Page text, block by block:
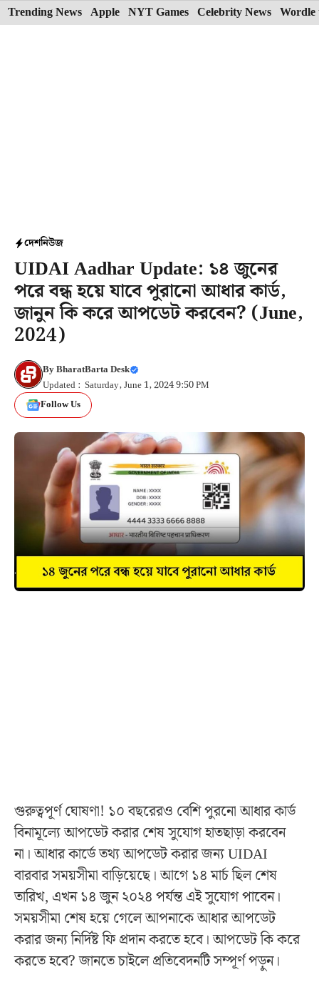
Skip
to
Trending News Apple NYT Games Celebrity News Wordle
দেশনিউজ
UIDAI Aadhar Update: ১৪ জুনের
পরে বন্ধ হয়ে যাবে পুরানো আধার কার্ড,
জানুন কি করে আপডেট করবেন? (June,
2024)
ByBharatBarta Desk
Updated : Saturday, June 1, 2024 9:50 PM
Follow Us
গুরুত্বপূর্ণ ঘোষণা! ১০ বছরেরও বেশি পুরনো আধার কার্ড
বিনামূল্যে আপডেট করার শেষ সুযোগ হাতছাড়া করবেন
না। আধার কার্ডে তথ্য আপডেট করার জন্য UIDAI
বারবার সময়সীমা বাড়িয়েছে। আগে ১৪ মার্চ ছিল শেষ
তারিখ, এখন ১৪ জুন ২০২৪ পর্যন্ত এই সুযোগ পাবেন।
সময়সীমা শেষ হয়ে গেলে আপনাকে আধার আপডেট
করার জন্য নির্দিষ্ট ফি প্রদান করতে হবে। আপডেট কি করে
করতে হবে? জানতে চাইলে প্রতিবেদনটি সম্পূর্ণ পড়ুন।